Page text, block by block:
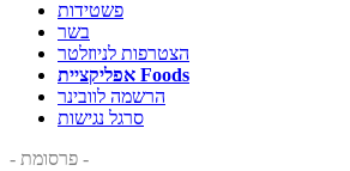
פשטידות
בשר
הצטרפות לניוזלטר
אפליקציית Foods
הרשמה לוובינר
סרגל נגישות
- פרסומת -